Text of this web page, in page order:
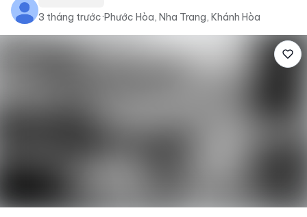
3 tháng trước·Phước Hòa, Nha Trang, Khánh Hòa